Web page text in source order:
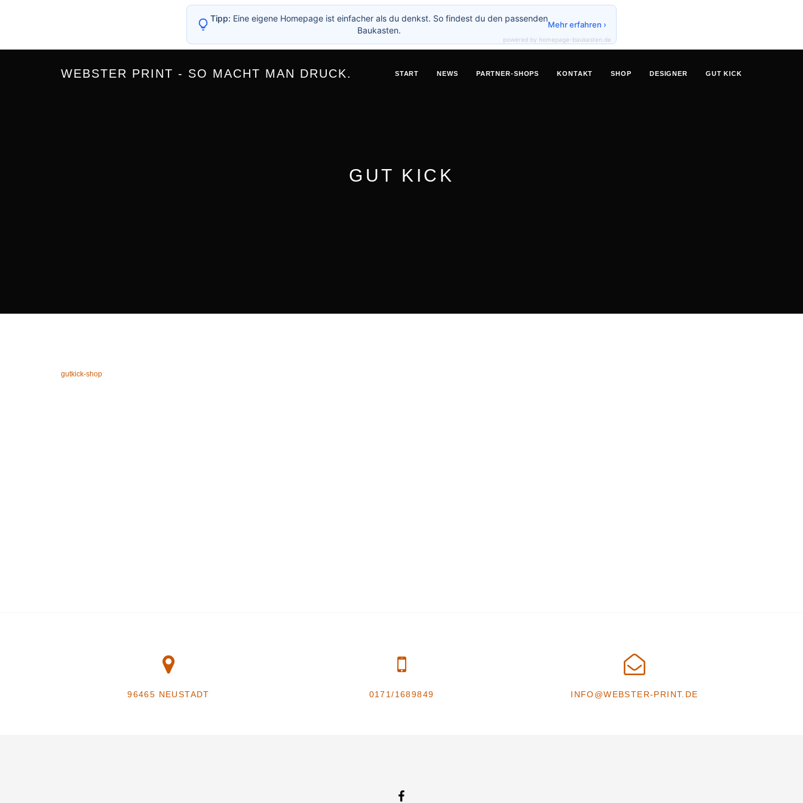
WEBSTER PRINT - SO MACHT MAN DRUCK. START NEWS PARTNER-SHOPS KONTAKT SHOP DESIGNER GUT KICK
GUT KICK
gutkick-shop
96465 NEUSTADT 0171/1689849 INFO@WEBSTER-PRINT.DE
Tipp: Eine eigene Homepage ist einfacher als du denkst. So findest du den passenden
Baukasten.
Mehr erfahren ›
powered by homepage-baukasten.de